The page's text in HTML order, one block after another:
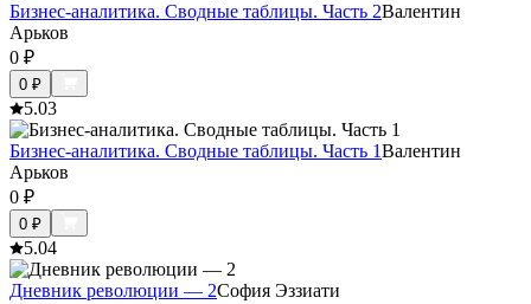
Бизнес-аналитика. Сводные таблицы. Часть 2Валентин
Арьков
0 ₽
0 ₽
5.03
Бизнес-аналитика. Сводные таблицы. Часть 1Валентин
Арьков
0 ₽
0 ₽
5.04
Дневник революции — 2София Эззиати